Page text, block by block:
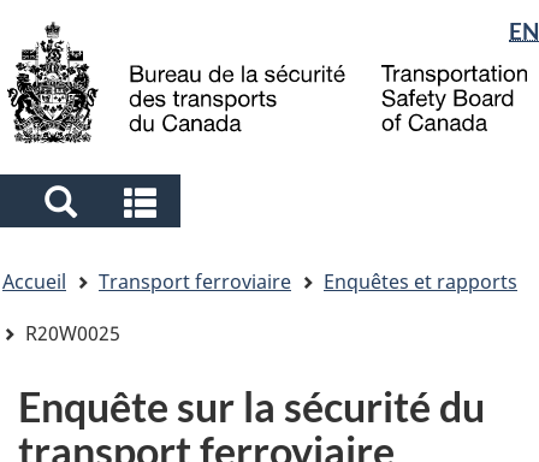
to
main
to
"About
government"
à
la
Sélection
de
la
langue
EN
Search
and
menus
and
menus
êtes
ici
Accueil Transport ferroviaire
Enquêtes et rapports
R20W0025
Enquête sur la sécurité du
transport ferroviaire